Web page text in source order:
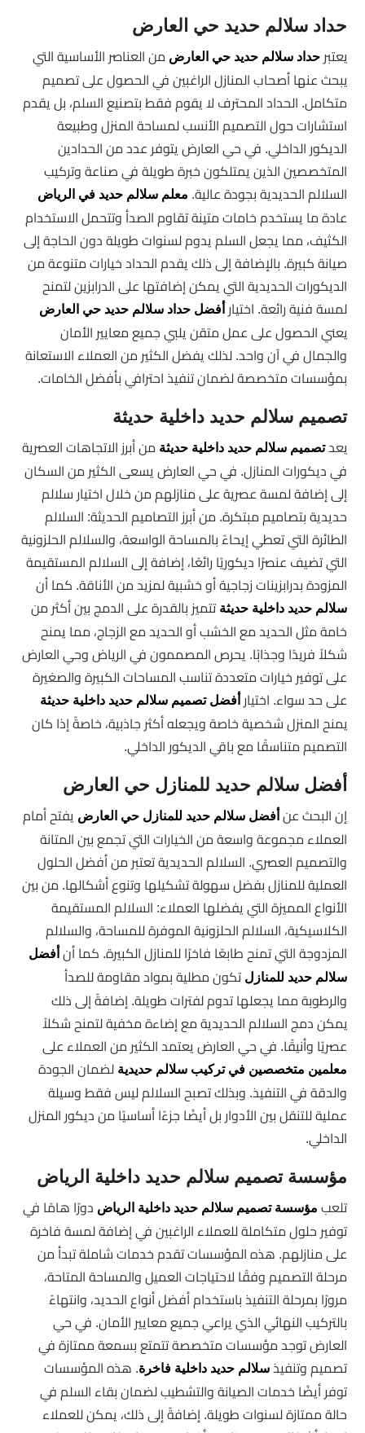
حداد سلالم حديد حي العارض
يعتبرحداد سلالم حديد حي العارض من العناصر الأساسية التي
يبحث عنها أصحاب المنازل الراغبين في الحصول على تصميم
متكامل. الحداد المحترف لا يقوم فقط بتصنيع السلم، بل يقدم
استشارات حول التصميم الأنسب لمساحة المنزل وطبيعة
الديكور الداخلي. في حي العارض يتوفر عدد من الحدادين
المتخصصين الذين يمتلكون خبرة طويلة في صناعة وتركيب
السلالم الحديدية بجودة عالية. معلم سلالم حديد في الرياض
عادة ما يستخدم خامات متينة تقاوم الصدأ وتتحمل الاستخدام
الكثيف، مما يجعل السلم يدوم لسنوات طويلة دون الحاجة إلى
صيانة كبيرة. بالإضافة إلى ذلك يقدم الحداد خيارات متنوعة من
الديكورات الحديدية التي يمكن إضافتها على الدرابزين لتمنح
لمسة فنية رائعة. اختيار أفضل حداد سلالم حديد حي العارض
يعني الحصول على عمل متقن يلبي جميع معايير الأمان
والجمال في آن واحد. لذلك يفضل الكثير من العملاء الاستعانة
بمؤسسات متخصصة لضمان تنفيذ احترافي بأفضل الخامات.
تصميم سلالم حديد داخلية حديثة
يعدتصميم سلالم حديد داخلية حديثة من أبرز الاتجاهات العصرية
في ديكورات المنازل. في حي العارض يسعى الكثير من السكان
إلى إضافة لمسة عصرية على منازلهم من خلال اختيار سلالم
حديدية بتصاميم مبتكرة. من أبرز التصاميم الحديثة: السلالم
الطائرة التي تعطي إيحاءً بالمساحة الواسعة، والسلالم الحلزونية
التي تضيف عنصرًا ديكوريًا رائعًا، إضافة إلى السلالم المستقيمة
المزودة بدرابزينات زجاجية أو خشبية لمزيد من الأناقة. كما أن
سلالم حديد داخلية حديثة تتميز بالقدرة على الدمج بين أكثر من
خامة مثل الحديد مع الخشب أو الحديد مع الزجاج، مما يمنح
شكلاً فريدًا وجذابًا. يحرص المصممون في الرياض وحي العارض
على توفير خيارات متعددة تناسب المساحات الكبيرة والصغيرة
على حد سواء. اختيار أفضل تصميم سلالم حديد داخلية حديثة
يمنح المنزل شخصية خاصة ويجعله أكثر جاذبية، خاصةً إذا كان
التصميم متناسقًا مع باقي الديكور الداخلي.
أفضل سلالم حديد للمنازل حي العارض
إن البحث عن أفضل سلالم حديد للمنازل حي العارض يفتح أمام
العملاء مجموعة واسعة من الخيارات التي تجمع بين المتانة
والتصميم العصري. السلالم الحديدية تعتبر من أفضل الحلول
العملية للمنازل بفضل سهولة تشكيلها وتنوع أشكالها. من بين
الأنواع المميزة التي يفضلها العملاء: السلالم المستقيمة
الكلاسيكية، السلالم الحلزونية الموفرة للمساحة، والسلالم
المزدوجة التي تمنح طابعًا فاخرًا للمنازل الكبيرة. كما أن أفضل
سلالم حديد للمنازل تكون مطلية بمواد مقاومة للصدأ
والرطوبة مما يجعلها تدوم لفترات طويلة. إضافةً إلى ذلك
يمكن دمج السلالم الحديدية مع إضاءة مخفية لتمنح شكلاً
عصريًا وأنيقًا. في حي العارض يعتمد الكثير من العملاء على
معلمين متخصصين في تركيب سلالم حديدية لضمان الجودة
والدقة في التنفيذ. وبذلك تصبح السلالم ليس فقط وسيلة
عملية للتنقل بين الأدوار بل أيضًا جزءًا أساسيًا من ديكور المنزل
الداخلي.
مؤسسة تصميم سلالم حديد داخلية الرياض
تلعب مؤسسة تصميم سلالم حديد داخلية الرياض دورًا هامًا في
توفير حلول متكاملة للعملاء الراغبين في إضافة لمسة فاخرة
على منازلهم. هذه المؤسسات تقدم خدمات شاملة تبدأ من
مرحلة التصميم وفقًا لاحتياجات العميل والمساحة المتاحة،
مرورًا بمرحلة التنفيذ باستخدام أفضل أنواع الحديد، وانتهاءً
بالتركيب النهائي الذي يراعي جميع معايير الأمان. في حي
العارض توجد مؤسسات متخصصة تتمتع بسمعة ممتازة في
تصميم وتنفيذسلالم حديد داخلية فاخرة. هذه المؤسسات
توفر أيضًا خدمات الصيانة والتشطيب لضمان بقاء السلم في
حالة ممتازة لسنوات طويلة. إضافةً إلى ذلك، يمكن للعملاء